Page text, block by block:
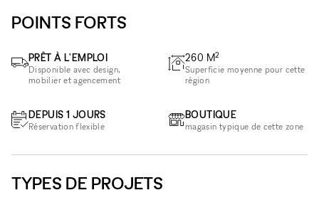
POINTS FORTS
PRÊT À L'EMPLOI
Disponible avec design,
mobilier et agencement
DEPUIS 1 JOURS
Réservation flexible
260 M2
Superficie moyenne pour cette
région
BOUTIQUE
magasin typique de cette zone
TYPES DE PROJETS